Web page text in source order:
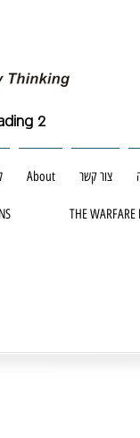
About צור קשר
2
THE